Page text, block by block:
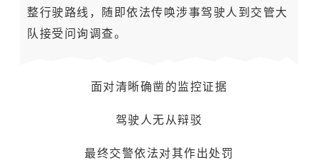
整行驶路线，随即依法传唤涉事驾驶人到交管大
队接受问询调查。
面对清晰确凿的监控证据
驾驶人无从辩驳
最终交警依法对其作出处罚